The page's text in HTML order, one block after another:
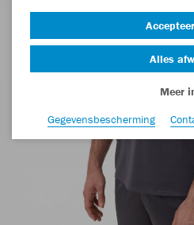
Alles
Meer
Gegevensbescherming